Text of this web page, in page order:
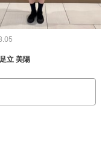
足立 美陽